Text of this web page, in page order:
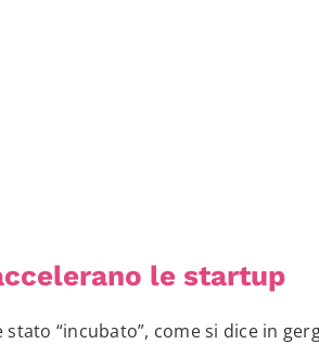
le startup
“incubato”, come si dice in